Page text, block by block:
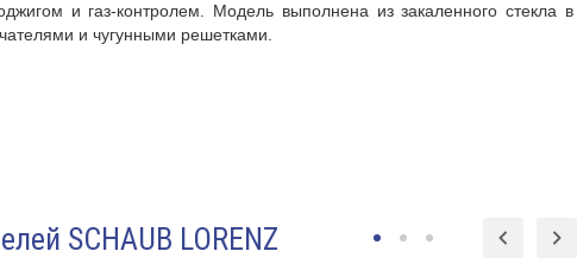
и газ-контролем. Модель выполнена из закаленного стекла в
и чугунными решетками.
SCHAUB LORENZ